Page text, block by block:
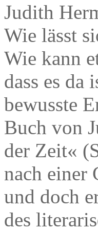
Judith
Wie lässt
Wie kann
dass es da
bewusste
Buch von
der Zeit«
nach einer
und doch
des